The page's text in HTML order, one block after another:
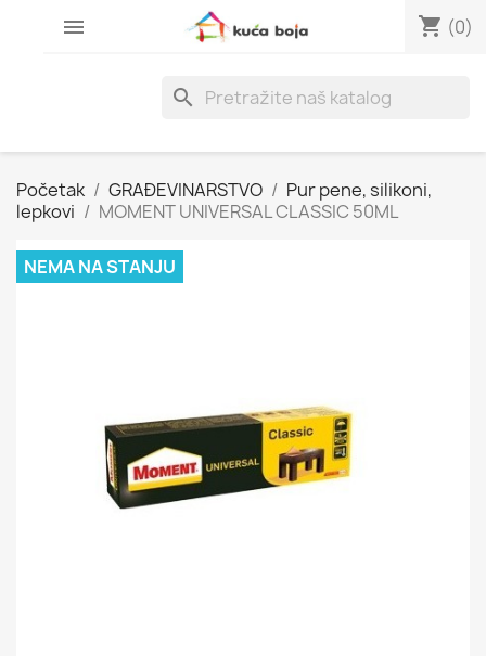
 shopping_cart (0)
search
Početak GRAĐEVINARSTVO
Pur pene, silikoni,
lepkovi
MOMENT UNIVERSAL CLASSIC 50ML
NEMA NA STANJU